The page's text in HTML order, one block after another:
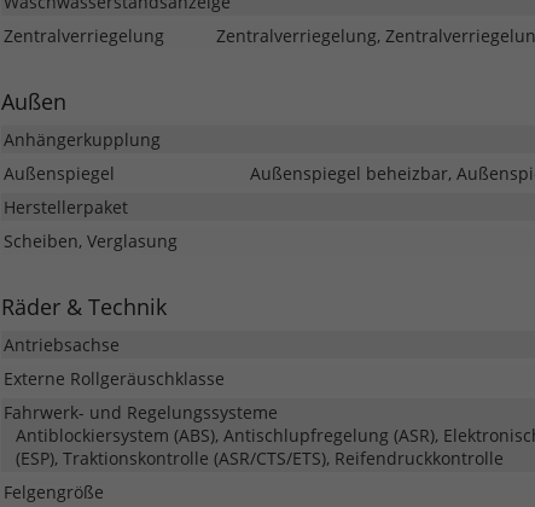
Zentralverriegelung
Zentralverriegelung,
Außen
Anhängerkupplung
Außenspiegel
Außenspiegel beheizbar,
Herstellerpaket
Scheiben, Verglasung
Räder & Technik
Antriebsachse
Externe Rollgeräuschklasse
Fahrwerk- und Regelungssysteme
Antiblockiersystem (ABS), Antischlupfregelung (ASR),
(ESP), Traktionskontrolle (ASR/CTS/ETS), Reifendruckkontrolle
Felgengröße